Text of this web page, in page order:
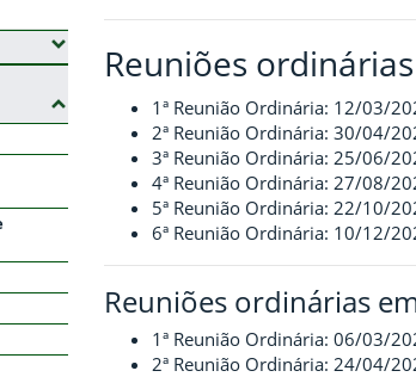
submenus)
submenus)
Reuniões
1ª Reunião Ordinária: 12/03/
2ª Reunião Ordinária: 30/04/
3ª Reunião Ordinária: 25/06/
4ª Reunião Ordinária: 27/08/
5ª Reunião Ordinária: 22/10/
6ª Reunião Ordinária: 10/12/
Reuniões ordinárias
1ª Reunião Ordinária: 06/03/
2ª Reunião Ordinária: 24/04/